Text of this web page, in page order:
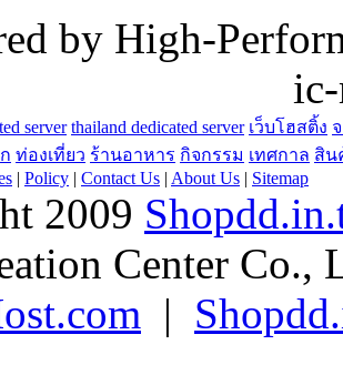
by High-
server thailand dedicated server เว็บโฮสติ้ง
ท่องเที่ยว ร้านอาหาร กิจกรรม เทศกาล
Policy |Contact Us|About Us |Sitemap
2009
Center Co.,
|